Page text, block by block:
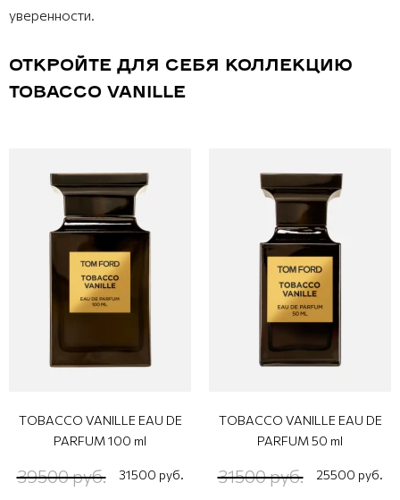
уверенности.
ОТКРОЙТЕ ДЛЯ СЕБЯ КОЛЛЕКЦИЮ
TOBACCO VANILLE
TOBACCO VANILLE EAU DE
PARFUM 100 ml
39500 руб. 31500 руб.
TOBACCO VANILLE EAU DE
PARFUM 50 ml
31500 руб. 25500 руб.